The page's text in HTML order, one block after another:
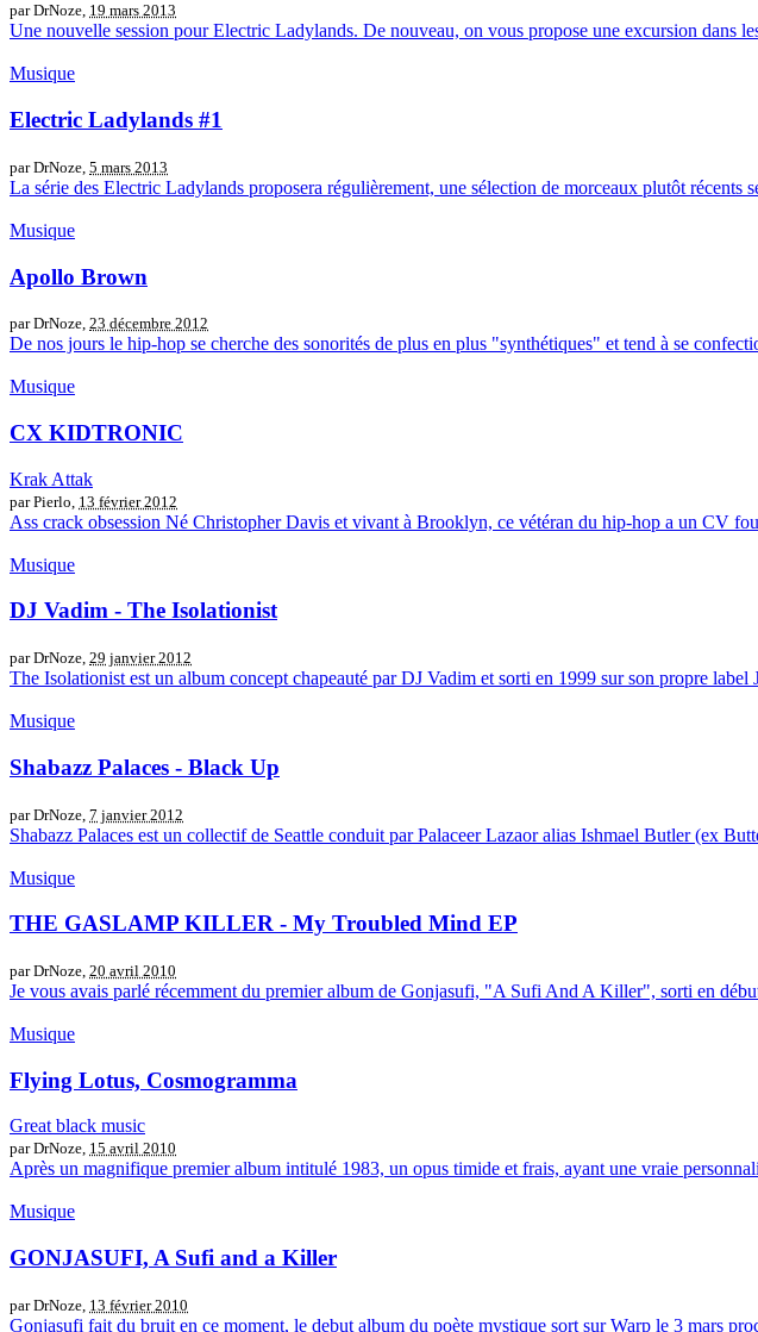
par DrNoze, 19 mars 2013
Une nouvelle session pour Electric Ladylands. De nouveau, on vous propose une excursion dans
Musique
Electric Ladylands #1
par DrNoze, 5 mars 2013
La série des Electric Ladylands proposera régulièrement, une sélection de morceaux plutôt récents
Musique
Apollo Brown
par DrNoze, 23 décembre 2012
De nos jours le hip-hop se cherche des sonorités de plus en plus "synthétiques" et tend à se
Musique
CX KIDTRONIC
Krak Attak
par Pierlo, 13 février 2012
Ass crack obsession Né Christopher Davis et vivant à Brooklyn, ce vétéran du hip-hop a un CV
Musique
DJ Vadim - The Isolationist
par DrNoze, 29 janvier 2012
The Isolationist est un album concept chapeauté par DJ Vadim et sorti en 1999 sur son propre label
Musique
Shabazz Palaces - Black Up
par DrNoze, 7 janvier 2012
Shabazz Palaces est un collectif de Seattle conduit par Palaceer Lazaor alias Ishmael Butler (ex
Musique
THE GASLAMP KILLER - My Troubled Mind EP
par DrNoze, 20 avril 2010
Je vous avais parlé récemment du premier album de Gonjasufi, "A Sufi And A Killer", sorti en
Musique
Flying Lotus, Cosmogramma
Great black music
par DrNoze, 15 avril 2010
Après un magnifique premier album intitulé 1983, un opus timide et frais, ayant une vraie
Musique
GONJASUFI, A Sufi and a Killer
par DrNoze, 13 février 2010
Gonjasufi fait du bruit en ce moment, le debut album du poète mystique sort sur Warp le 3 mars